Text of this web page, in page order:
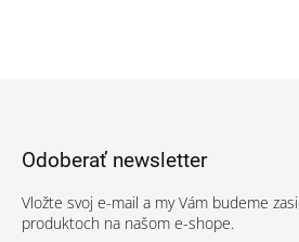
Odoberať newsletter
Vložte svoj e-mail a my Vám budeme
produktoch na našom e-shope.